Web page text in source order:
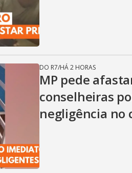
DO R7/HÁ 2 HORAS
MP pede
conselheiras
negligência no